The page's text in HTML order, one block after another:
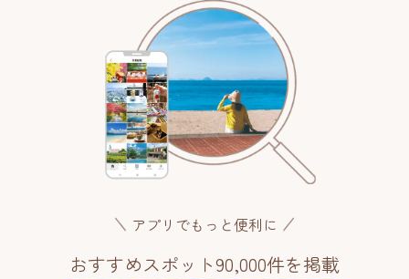
アプリでもっと便利に
おすすめスポット90,000件を掲載